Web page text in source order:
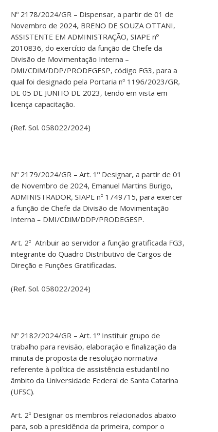
Nº 2178/2024/GR – Dispensar, a partir de 01 de
Novembro de 2024, BRENO DE SOUZA OTTANI,
ASSISTENTE EM ADMINISTRAÇÃO, SIAPE nº
2010836, do exercício da função de Chefe da
Divisão de Movimentação Interna –
DMI/CDiM/DDP/PRODEGESP, código FG3, para a
qual foi designado pela Portaria nº 1196/2023/GR,
DE 05 DE JUNHO DE 2023, tendo em vista em
licença capacitação.
(Ref. Sol. 058022/2024)
Nº 2179/2024/GR – Art. 1º Designar, a partir de 01
de Novembro de 2024, Emanuel Martins Burigo,
ADMINISTRADOR, SIAPE nº 1749715, para exercer
a função de Chefe da Divisão de Movimentação
Interna – DMI/CDiM/DDP/PRODEGESP.
Art. 2º Atribuir ao servidor a função gratificada FG3,
integrante do Quadro Distributivo de Cargos de
Direção e Funções Gratificadas.
(Ref. Sol. 058022/2024)
Nº 2182/2024/GR – Art. 1º Instituir grupo de
trabalho para revisão, elaboração e finalização da
minuta de proposta de resolução normativa
referente à política de assistência estudantil no
âmbito da Universidade Federal de Santa Catarina
(UFSC).
Art. 2º Designar os membros relacionados abaixo
para, sob a presidência da primeira, compor o